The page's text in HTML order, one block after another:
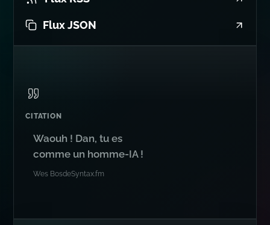
Flux JSON
CITATION
Waouh ! Dan, tu es
comme un homme-IA !
Wes BosdeSyntax.fm